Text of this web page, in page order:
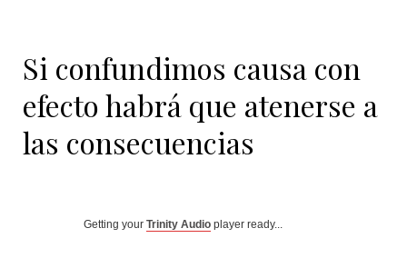
Si confundimos causa con
efecto habrá que atenerse a
las consecuencias
Getting your Trinity Audio player ready...